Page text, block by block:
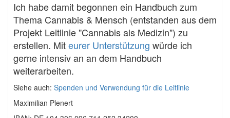
Ich habe damit begonnen ein Handbuch zum
Thema Cannabis & Mensch (entstanden aus dem
Projekt Leitlinie "Cannabis als Medizin") zu
erstellen. Miteurer Unterstützung würde ich
gerne intensiv an an dem Handbuch
weiterarbeiten.
Siehe auch: Spenden und Verwendung für die Leitlinie
Maximilian Plenert